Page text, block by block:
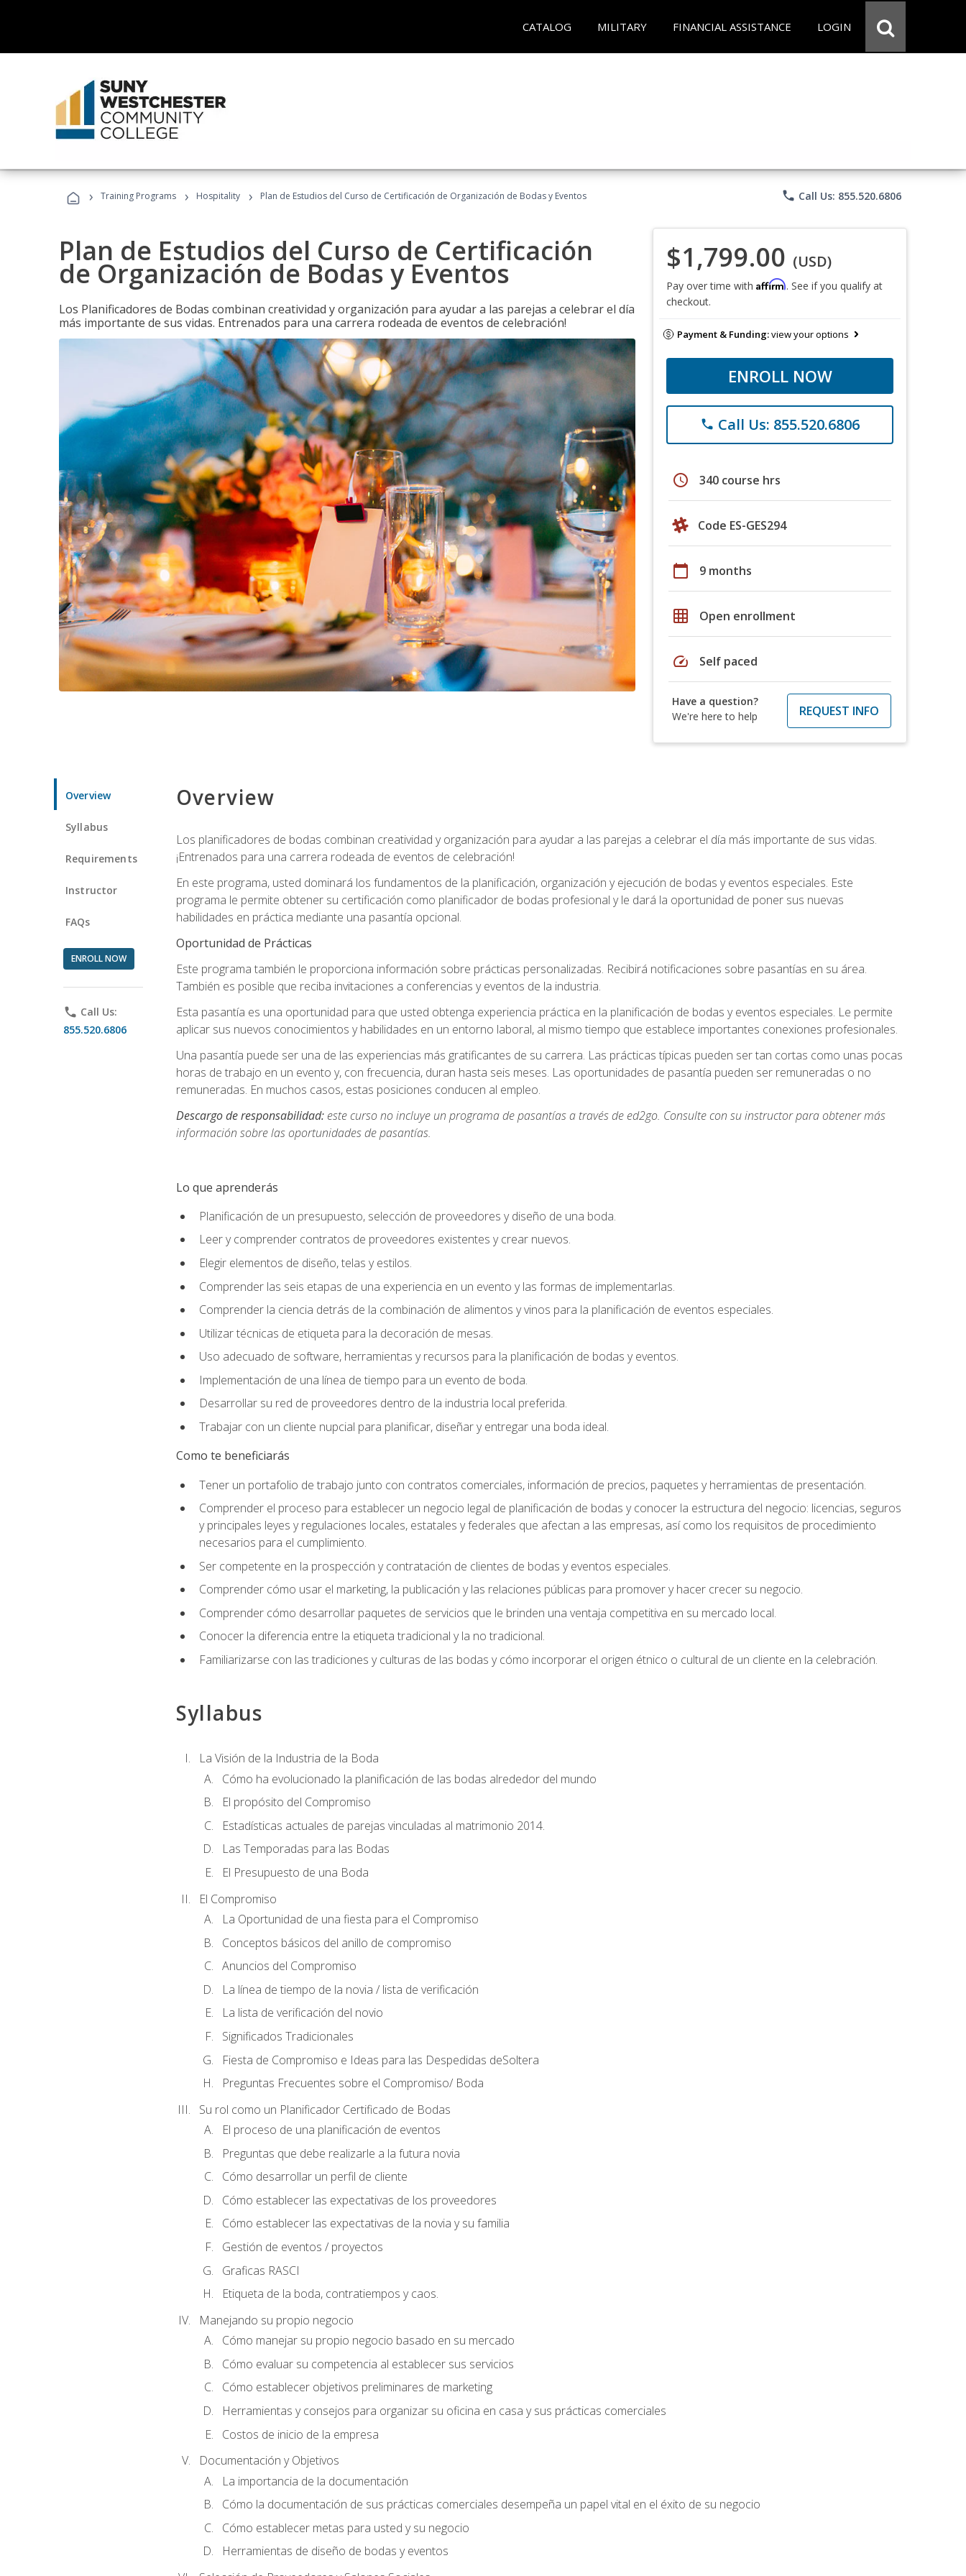
CATALOG MILITARY FINANCIAL ASSISTANCE LOGIN
› Training Programs › Hospitality › Plan de Estudios del Curso de Certificación de Organización de Bodas y Eventos phone Call Us: 855.520.6806
Plan de Estudios del Curso de Certificación
de Organización de Bodas y Eventos
Los Planificadores de Bodas combinan creatividad y organización para ayudar a las parejas a celebrar el día
más importante de sus vidas. Entrenados para una carrera rodeada de eventos de celebración!
$1,799.00 (USD)
Pay over time with Affirm. See if you qualify at
checkout.
Payment & Funding:view your options
ENROLL NOW
phone Call Us: 855.520.6806
schedule 340 course hrs
Code ES-GES294
calendar_today 9 months
grid_on Open enrollment
speed Self paced
Have a question?
We're here to help
REQUEST INFO
Overview
Syllabus
Requirements
Instructor
FAQs
ENROLL NOW
phone Call Us:
855.520.6806
Overview
Los planificadores de bodas combinan creatividad y organización para ayudar a las parejas a celebrar el día más importante de sus vidas.
¡Entrenados para una carrera rodeada de eventos de celebración!
En este programa, usted dominará los fundamentos de la planificación, organización y ejecución de bodas y eventos especiales. Este
programa le permite obtener su certificación como planificador de bodas profesional y le dará la oportunidad de poner sus nuevas
habilidades en práctica mediante una pasantía opcional.
Oportunidad de Prácticas
Este programa también le proporciona información sobre prácticas personalizadas. Recibirá notificaciones sobre pasantías en su área.
También es posible que reciba invitaciones a conferencias y eventos de la industria.
Esta pasantía es una oportunidad para que usted obtenga experiencia práctica en la planificación de bodas y eventos especiales. Le permite
aplicar sus nuevos conocimientos y habilidades en un entorno laboral, al mismo tiempo que establece importantes conexiones profesionales.
Una pasantía puede ser una de las experiencias más gratificantes de su carrera. Las prácticas típicas pueden ser tan cortas como unas pocas
horas de trabajo en un evento y, con frecuencia, duran hasta seis meses. Las oportunidades de pasantía pueden ser remuneradas o no
remuneradas. En muchos casos, estas posiciones conducen al empleo.
Descargo de responsabilidad:este curso no incluye un programa de pasantías a través de ed2go. Consulte con su instructor para obtener más
información sobre las oportunidades de pasantías.
Lo que aprenderás
Planificación de un presupuesto, selección de proveedores y diseño de una boda.
Leer y comprender contratos de proveedores existentes y crear nuevos.
Elegir elementos de diseño, telas y estilos.
Comprender las seis etapas de una experiencia en un evento y las formas de implementarlas.
Comprender la ciencia detrás de la combinación de alimentos y vinos para la planificación de eventos especiales.
Utilizar técnicas de etiqueta para la decoración de mesas.
Uso adecuado de software, herramientas y recursos para la planificación de bodas y eventos.
Implementación de una línea de tiempo para un evento de boda.
Desarrollar su red de proveedores dentro de la industria local preferida.
Trabajar con un cliente nupcial para planificar, diseñar y entregar una boda ideal.
Como te beneficiarás
Tener un portafolio de trabajo junto con contratos comerciales, información de precios, paquetes y herramientas de presentación.
Comprender el proceso para establecer un negocio legal de planificación de bodas y conocer la estructura del negocio: licencias, seguros
y principales leyes y regulaciones locales, estatales y federales que afectan a las empresas, así como los requisitos de procedimiento
necesarios para el cumplimiento.
Ser competente en la prospección y contratación de clientes de bodas y eventos especiales.
Comprender cómo usar el marketing, la publicación y las relaciones públicas para promover y hacer crecer su negocio.
Comprender cómo desarrollar paquetes de servicios que le brinden una ventaja competitiva en su mercado local.
Conocer la diferencia entre la etiqueta tradicional y la no tradicional.
Familiarizarse con las tradiciones y culturas de las bodas y cómo incorporar el origen étnico o cultural de un cliente en la celebración.
Syllabus
La Visión de la Industria de la Boda
Cómo ha evolucionado la planificación de las bodas alrededor del mundo
El propósito del Compromiso
Estadísticas actuales de parejas vinculadas al matrimonio 2014.
Las Temporadas para las Bodas
El Presupuesto de una Boda
El Compromiso
La Oportunidad de una fiesta para el Compromiso
Conceptos básicos del anillo de compromiso
Anuncios del Compromiso
La línea de tiempo de la novia / lista de verificación
La lista de verificación del novio
Significados Tradicionales
Fiesta de Compromiso e Ideas para las Despedidas deSoltera
Preguntas Frecuentes sobre el Compromiso/ Boda
Su rol como un Planificador Certificado de Bodas
El proceso de una planificación de eventos
Preguntas que debe realizarle a la futura novia
Cómo desarrollar un perfil de cliente
Cómo establecer las expectativas de los proveedores
Cómo establecer las expectativas de la novia y su familia
Gestión de eventos / proyectos
Graficas RASCI
Etiqueta de la boda, contratiempos y caos.
Manejando su propio negocio
Cómo manejar su propio negocio basado en su mercado
Cómo evaluar su competencia al establecer sus servicios
Cómo establecer objetivos preliminares de marketing
Herramientas y consejos para organizar su oficina en casa y sus prácticas comerciales
Costos de inicio de la empresa
Documentación y Objetivos
La importancia de la documentación
Cómo la documentación de sus prácticas comerciales desempeña un papel vital en el éxito de su negocio
Cómo establecer metas para usted y su negocio
Herramientas de diseño de bodas y eventos